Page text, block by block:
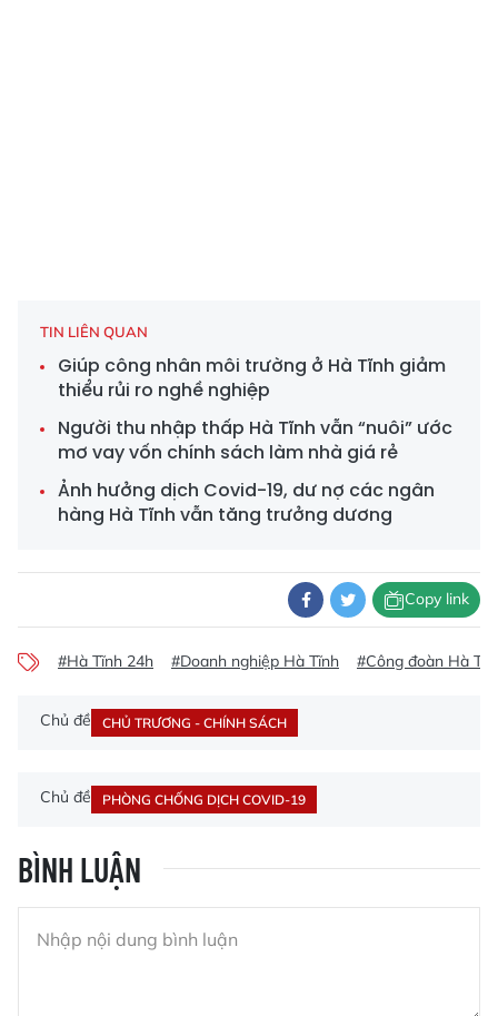
TIN LIÊN QUAN
Giúp công nhân môi trường ở Hà Tĩnh giảm
thiểu rủi ro nghề nghiệp
Người thu nhập thấp Hà Tĩnh vẫn “nuôi” ước
mơ vay vốn chính sách làm nhà giá rẻ
Ảnh hưởng dịch Covid-19, dư nợ các ngân
hàng Hà Tĩnh vẫn tăng trưởng dương
Copy link
#Hà Tĩnh 24h #Doanh nghiệp Hà Tĩnh #Công đoàn Hà
Chủ đề CHỦ TRƯƠNG - CHÍNH SÁCH
Chủ đề PHÒNG CHỐNG DỊCH COVID-19
BÌNH LUẬN